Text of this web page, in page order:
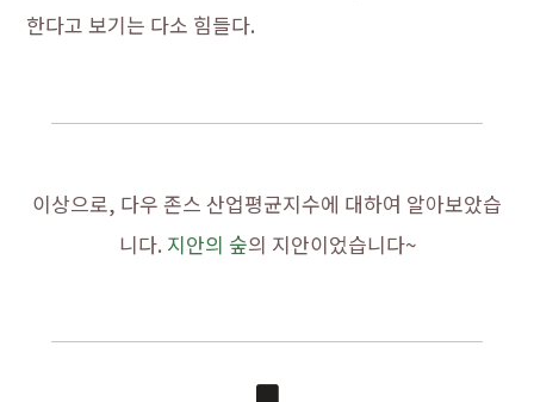
한다고 보기는 다소 힘들다.
이상으로, 다우 존스 산업평균지수에 대하여 알아보았습
니다. 지안의 숲의 지안이었습니다~